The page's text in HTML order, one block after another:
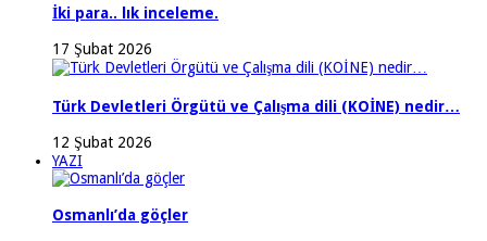
İki para.. lık inceleme.
17 Şubat 2026
Türk Devletleri Örgütü ve Çalışma dili (KOİNE) nedir…
12 Şubat 2026
YAZI
Osmanlı’da göçler